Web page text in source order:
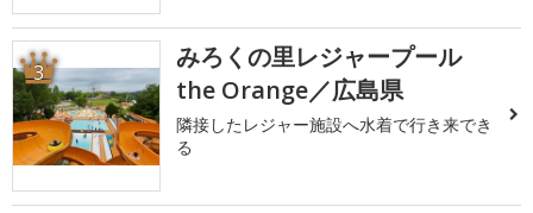
3
みろくの里レジャープール
the Orange／広島県
隣接したレジャー施設へ水着で行き来でき
る